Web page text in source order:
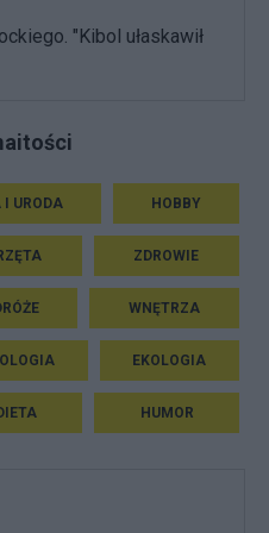
"Kibol ułaskawił
I URODA HOBBY
ZDROWIE
WNĘTRZA
EKOLOGIA
HUMOR